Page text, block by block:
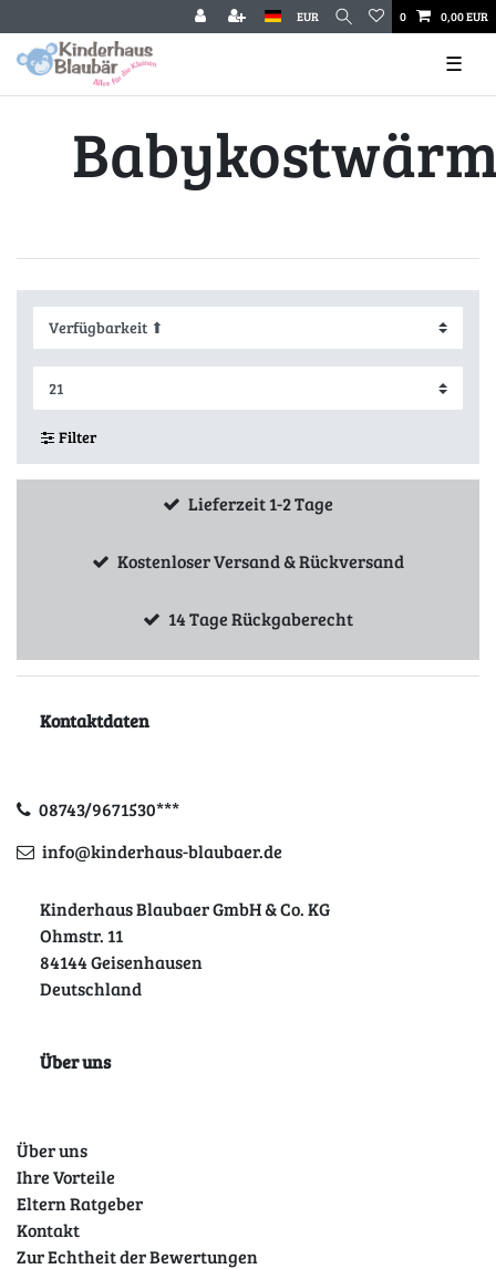
EUR 0 0,00 EUR
☰
Filter
Lieferzeit 1-2 Tage
Kostenloser Versand & Rückversand
14 Tage Rückgaberecht
Kontaktdaten
08743/9671530***
info@kinderhaus-blaubaer.de
Kinderhaus Blaubaer GmbH & Co. KG
Ohmstr. 11
84144 Geisenhausen
Deutschland
Über uns
Über uns
Ihre Vorteile
Eltern Ratgeber
Kontakt
Zur Echtheit der Bewertungen